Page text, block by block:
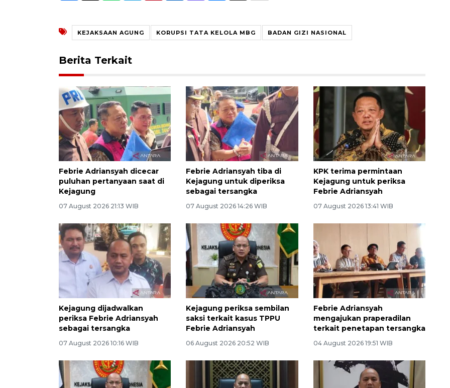
KEJAKSAAN AGUNG KORUPSI TATA KELOLA MBG BADAN GIZI NASIONAL
Berita Terkait
Febrie Adriansyah dicecar
puluhan pertanyaan saat di
Kejagung
07 August 2026 21:13 WIB
Febrie Adriansyah tiba di
Kejagung untuk diperiksa
sebagai tersangka
07 August 2026 14:26 WIB
KPK terima permintaan
Kejagung untuk periksa
Febrie Adriansyah
07 August 2026 13:41 WIB
Kejagung dijadwalkan
periksa Febrie Adriansyah
sebagai tersangka
07 August 2026 10:16 WIB
Kejagung periksa sembilan
saksi terkait kasus TPPU
Febrie Adriansyah
06 August 2026 20:52 WIB
Febrie Adriansyah
mengajukan praperadilan
terkait penetapan tersangka
04 August 2026 19:51 WIB